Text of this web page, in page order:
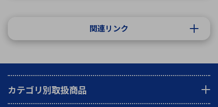
関連リンク
カテゴリ別取扱商品